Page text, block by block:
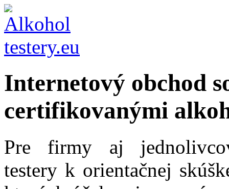
Internetový obchod
certifikovanými
Pre firmy aj
testery k orientačnej